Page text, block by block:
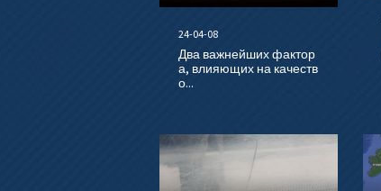
24-04-08
Два важнейших фактор
а, влияющих на качеств
о...